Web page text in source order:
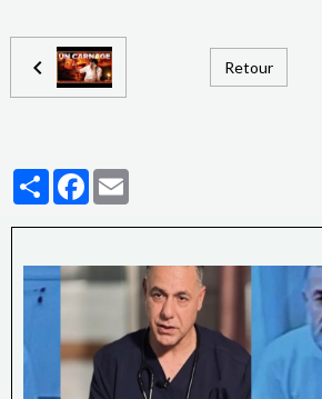
Retour
PartagerFacebook